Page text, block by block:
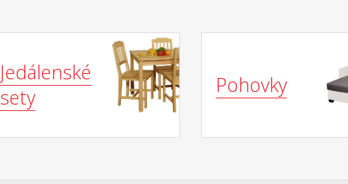
Jedálenské
sety
Pohovky